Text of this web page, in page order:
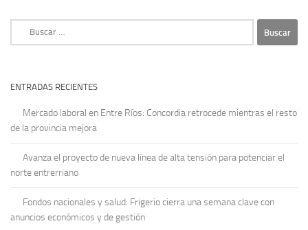
ENTRADAS RECIENTES
Mercado laboral en Entre Ríos: Concordia retrocede mientras el resto
de la provincia mejora
Avanza el proyecto de nueva línea de alta tensión para potenciar el
norte entrerriano
Fondos nacionales y salud: Frigerio cierra una semana clave con
anuncios económicos y de gestión